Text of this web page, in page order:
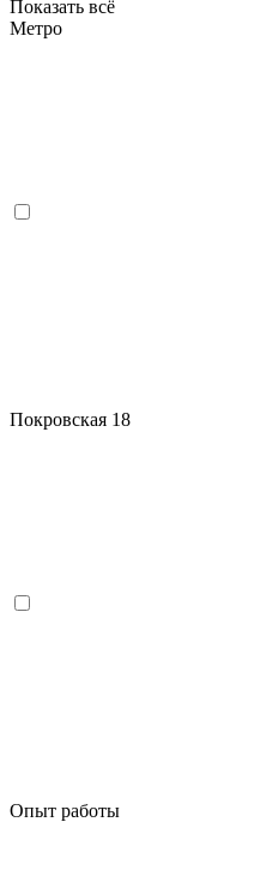
Показать всё
Метро
Покровская 18
Опыт работы